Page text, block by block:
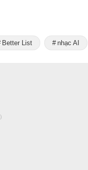
Better List nhạc AI